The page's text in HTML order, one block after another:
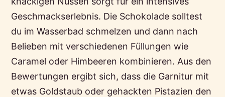
Geschmackserlebnis. Die Schokolade solltest
du im Wasserbad schmelzen und dann nach
Belieben mit verschiedenen Füllungen wie
Caramel oder Himbeeren kombinieren. Aus den
Bewertungen ergibt sich, dass die Garnitur mit
etwas Goldstaub oder gehackten Pistazien den